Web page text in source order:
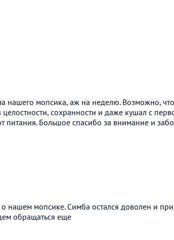
нашего мопсика, аж на неделю. Возможно,
сохранности и даже кушал с
Большое спасибо за внимание и
о нашем мопсике. Симба остался доволен и
обращаться еще